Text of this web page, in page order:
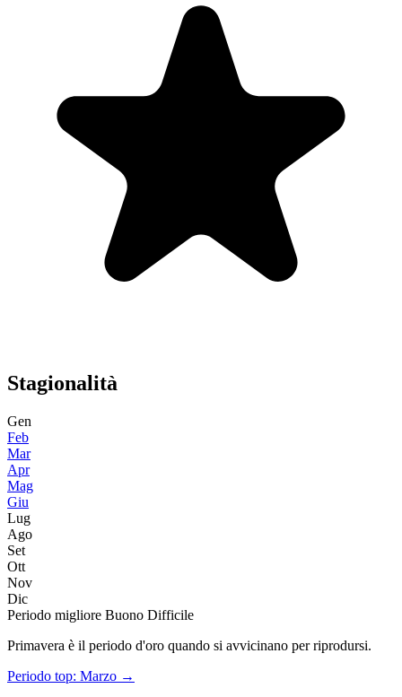
Stagionalità
Gen
Feb
Mar
Apr
Mag
Giu
Lug
Ago
Set
Ott
Nov
Dic
Periodo migliore Buono Difficile
Primavera è il periodo d'oro quando si avvicinano per riprodursi.
Periodo top: Marzo →